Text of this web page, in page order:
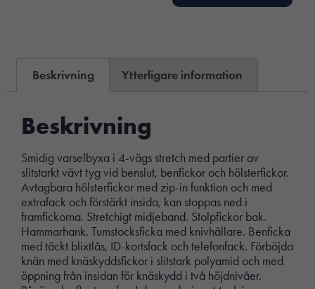
Beskrivning Ytterligare information
Beskrivning
Smidig varselbyxa i 4-vägs stretch med partier av
slitstarkt vävt tyg vid benslut, benfickor och hölsterfickor.
Avtagbara hölsterfickor med zip-in funktion och med
extrafack och förstärkt insida, kan stoppas ned i
framfickorna. Stretchigt midjeband. Stolpfickor bak.
Hammarhank. Tumstocksficka med knivhållare. Benficka
med täckt blixtlås, ID-kortsfack och telefonfack. Förböjda
knän med knäskyddsfickor i slitstark polyamid och med
öppning från insidan för knäskydd i två höjdnivåer.